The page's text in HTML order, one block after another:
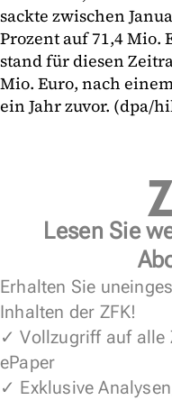
sackte zwischen
Prozent auf 71,4 Mio.
stand für diesen
Mio. Euro, nach
ein Jahr zuvor. (dpa/
Lesen Sie
Erhalten Sie
Inhalten der ZFK!
✓ Vollzugriff auf alle
ePaper
✓ Exklusive